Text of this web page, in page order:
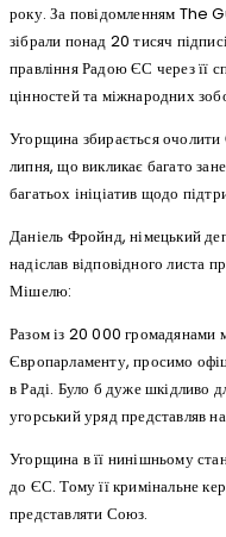
року. За повідомленням The
зібрали понад 20 тисяч
правління Радою ЄС через її
цінностей та міжнародних
Угорщина збирається очолити
липня, що викликає багато
багатьох ініціатив щодо
Даніель Фройнд, німецький
надіслав відповідного листа
Мішелю:
Разом із 20 000 громадянами
Європарламенту, просимо
в Раді. Було б дуже шкідливо
угорський уряд представляв
Угорщина в її нинішньому
до ЄС. Тому її кримінальне
представляти Союз.